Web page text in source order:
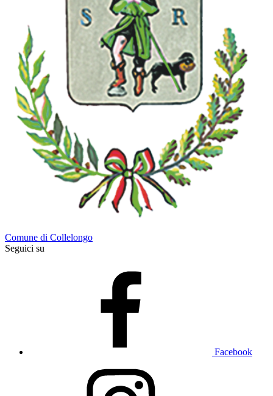
Comune di Collelongo
Seguici su
Facebook